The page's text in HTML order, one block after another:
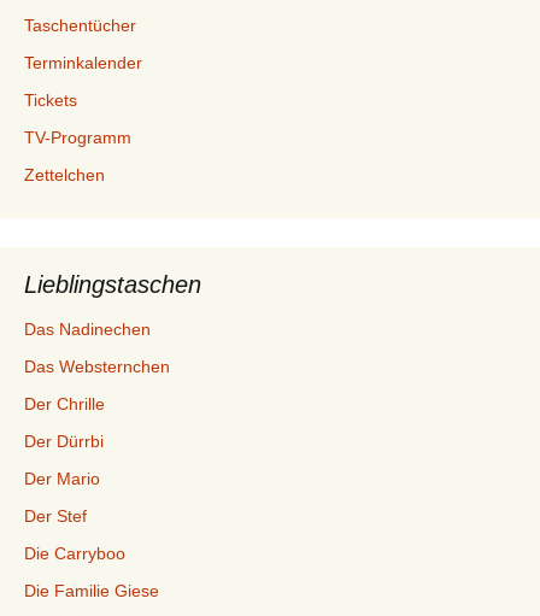
Taschentücher
Terminkalender
Tickets
TV-Programm
Zettelchen
Lieblingstaschen
Das Nadinechen
Das Websternchen
Der Chrille
Der Dürrbi
Der Mario
Der Stef
Die Carryboo
Die Familie Giese